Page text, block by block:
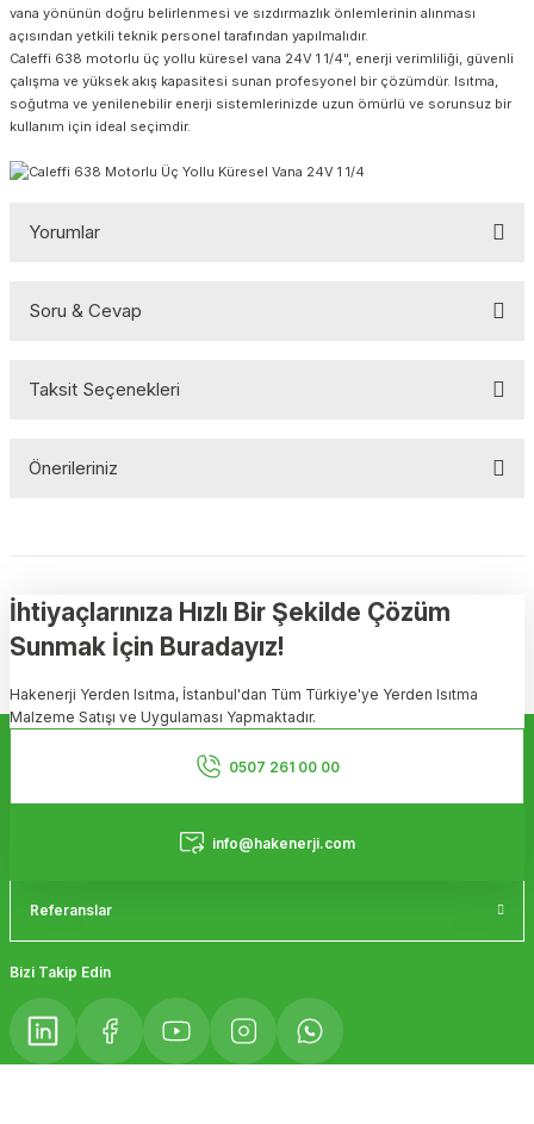
vana yönünün doğru belirlenmesi ve sızdırmazlık önlemlerinin alınması
açısından yetkili teknik personel tarafından yapılmalıdır.
Caleffi 638 motorlu üç yollu küresel vana 24V 1 1/4", enerji verimliliği, güvenli
çalışma ve yüksek akış kapasitesi sunan profesyonel bir çözümdür. Isıtma,
soğutma ve yenilenebilir enerji sistemlerinizde uzun ömürlü ve sorunsuz bir
kullanım için ideal seçimdir.
Yorumlar
Soru & Cevap
Taksit Seçenekleri
Önerileriniz
Görüş ve önerileriniz için teşekkür ederiz.
Ürün resmi kalitesiz, bozuk veya görüntülenemiyor.
Ürün açıklamasında eksik bilgiler bulunuyor.
Ürün bilgilerinde hatalar bulunuyor.
Ürün fiyatı diğer sitelerden daha pahalı.
Bu ürüne benzer farklı alternatifler olmalı.
İhtiyaçlarınıza Hızlı Bir Şekilde Çözüm
Sunmak İçin Buradayız!
Hakenerji Yerden Isıtma, İstanbul'dan Tüm Türkiye'ye Yerden Isıtma
Malzeme Satışı ve Uygulaması Yapmaktadır.
0507 261 00 00
info@hakenerji.com
Referanslar
Bizi Takip Edin